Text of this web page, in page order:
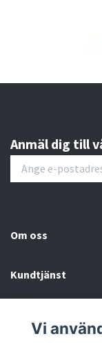
Anmäl dig till
Om oss
Kundtjänst
Vi